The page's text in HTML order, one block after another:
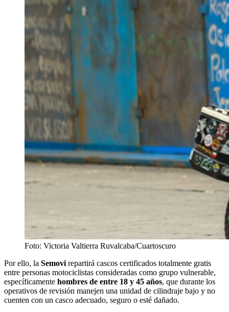
Foto: Victoria Valtierra Ruvalcaba/Cuartoscuro
Por ello, la Semovi repartirá cascos certificados totalmente gratis
entre personas motociclistas consideradas como grupo vulnerable,
específicamente hombres de entre 18 y 45 años, que durante los
operativos de revisión manejen una unidad de cilindraje bajo y no
cuenten con un casco adecuado, seguro o esté dañado.